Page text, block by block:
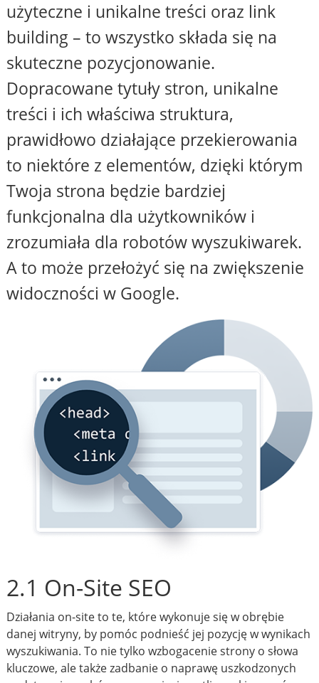
użyteczne i unikalne treści oraz link
building – to wszystko składa się na
skuteczne pozycjonowanie.
Dopracowane tytuły stron, unikalne
treści i ich właściwa struktura,
prawidłowo działające przekierowania
to niektóre z elementów, dzięki którym
Twoja strona będzie bardziej
funkcjonalna dla użytkowników i
zrozumiała dla robotów wyszukiwarek.
A to może przełożyć się na zwiększenie
widoczności w Google.
2.1 On-Site SEO
Działania on-site to te, które wykonuje się w obrębie
danej witryny, by pomóc podnieść jej pozycję w wynikach
wyszukiwania. To nie tylko wzbogacenie strony o słowa
kluczowe, ale także zadbanie o naprawę uszkodzonych